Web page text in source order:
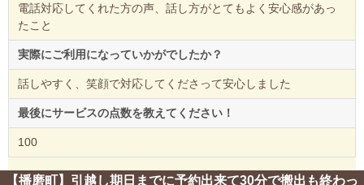
電話対応してくれた方の声、話し方がとてもよく安心感があっ
たこと
実際にご利用になっていかがでしたか？
話しやすく、笑顔で対応してくださって安心しました
最後にサービスの点数を教えてください！
100
【播磨町】引越し期日までに予約出来て30分で搬出も終わっ